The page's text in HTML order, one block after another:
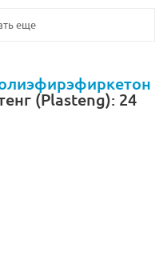
еще
(Plasteng): 24